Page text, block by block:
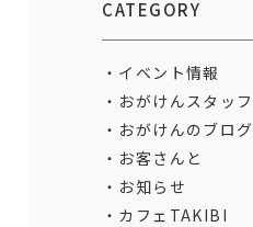
CATEGORY
イベント情報
おがけんスタッフ
おがけんのブログ
お客さんと
お知らせ
カフェTAKIBI